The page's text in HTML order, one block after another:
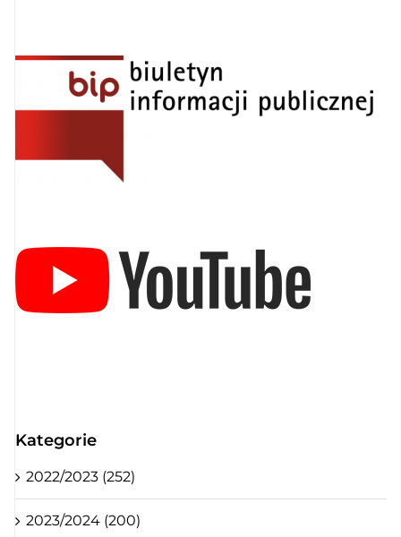
Kategorie
2022/2023 (252)
2023/2024 (200)